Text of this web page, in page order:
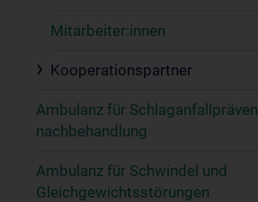
Mitarbeiter:innen
Kooperationspartner
Ambulanz für
nachbehandlung
Ambulanz für Schwindel und
Gleichgewichtsstörungen